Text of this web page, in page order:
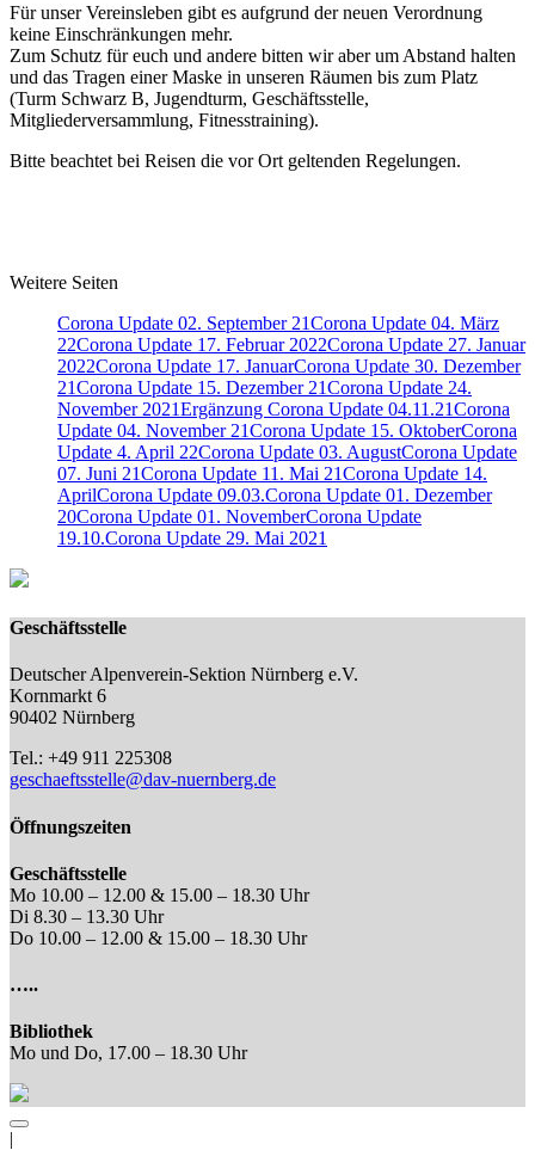
Für unser Vereinsleben gibt es aufgrund der neuen Verordnung
keine Einschränkungen mehr.
Zum Schutz für euch und andere bitten wir aber um Abstand halten
und das Tragen einer Maske in unseren Räumen bis zum Platz
(Turm Schwarz B, Jugendturm, Geschäftsstelle,
Mitgliederversammlung, Fitnesstraining).
Bitte beachtet bei Reisen die vor Ort geltenden Regelungen.
Weitere Seiten
Corona Update 02. September 21Corona Update 04. März
22Corona Update 17. Februar 2022Corona Update 27. Januar
2022Corona Update 17. JanuarCorona Update 30. Dezember
21Corona Update 15. Dezember 21Corona Update 24.
November 2021Ergänzung Corona Update 04.11.21Corona
Update 04. November 21Corona Update 15. OktoberCorona
Update 4. April 22Corona Update 03. AugustCorona Update
07. Juni 21Corona Update 11. Mai 21Corona Update 14.
AprilCorona Update 09.03.Corona Update 01. Dezember
20Corona Update 01. NovemberCorona Update
19.10.Corona Update 29. Mai 2021
Geschäftsstelle
Deutscher Alpenverein-Sektion Nürnberg e.V.
Kornmarkt 6
90402 Nürnberg
Tel.: +49 911 225308
geschaeftsstelle@dav-nuernberg.de
Öffnungszeiten
Geschäftsstelle
Mo 10.00 – 12.00 & 15.00 – 18.30 Uhr
Di 8.30 – 13.30 Uhr
Do 10.00 – 12.00 & 15.00 – 18.30 Uhr
…..
Bibliothek
Mo und Do, 17.00 – 18.30 Uhr